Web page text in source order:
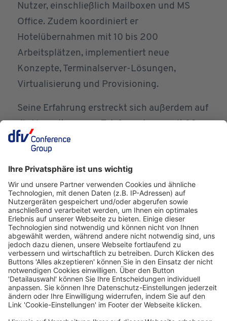
Nutzer, einschließlich Mailboxen und MS
Office. Zudem koordiniert er
Hotelübernahmen mit 10 bis 200
Arbeitsplätzen, implementiert neue
Konzepte, Terminalserver-Lösungen,
Virtualisierung und Provisioning.
Seine Erfahrung erstreckt sich außerdem auf
bis 1.500 Nebenstellen sowie den TV-
Bereich. Er realisiert Projekte in den
Bereichen Digital Signage,
Beschallungssysteme, Konferenzsysteme
und Schließsysteme. Zu seinen Aufgaben
gehören Beratung, Unterstützung und
Planung während Renovierungen.
Deutscher Hotelkongress